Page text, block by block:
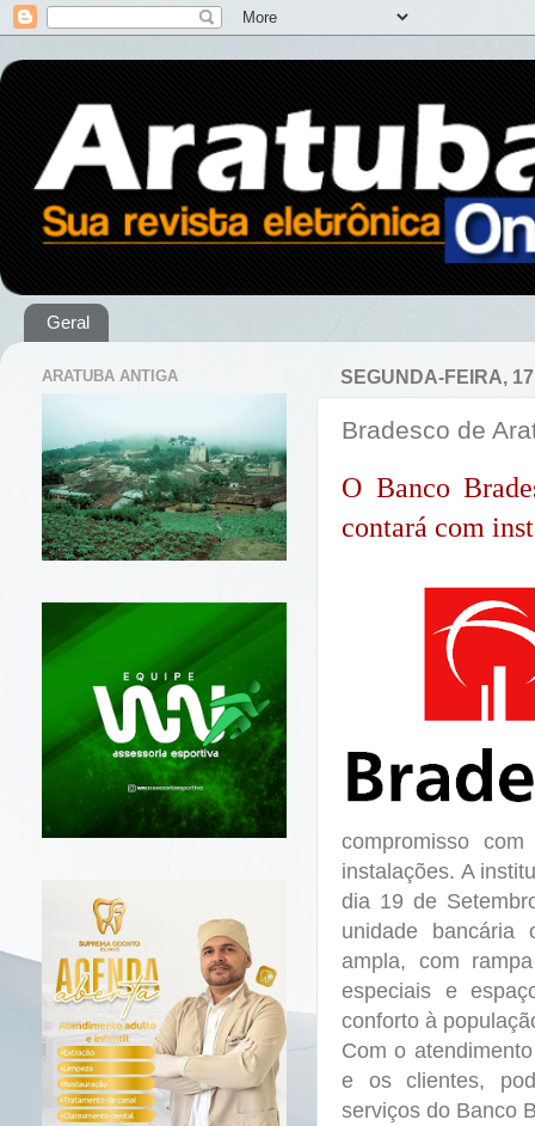
Geral
SEGUNDA-FEIRA,
Bradesco de
O Banco
contará com
compromisso
instalações. A
dia 19 de
unidade bancária
ampla, com
especiais e
conforto à
Com o
e os clientes,
serviços do Banco
ARATUBA ANTIGA